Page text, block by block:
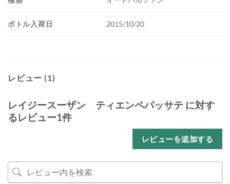
ボトル入荷日 2015/10/20
レビュー (1)
レイジースーザン ティエンペパッサテ に対す
るレビュー1件
レビューを追加する